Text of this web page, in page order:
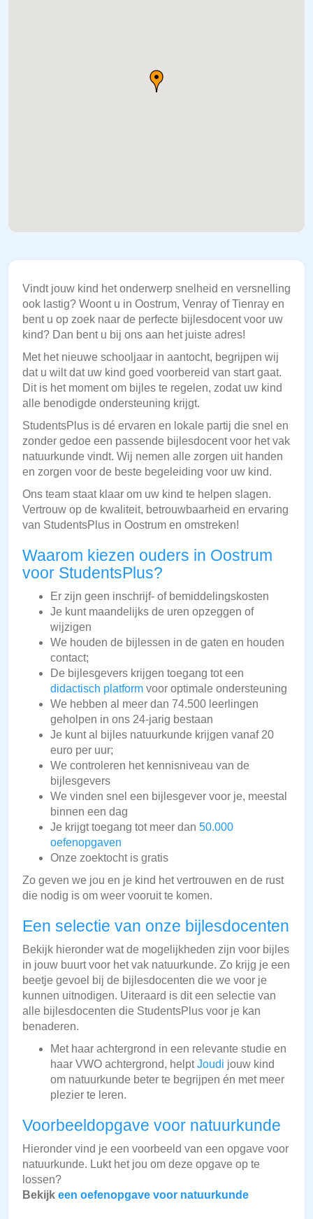
Vindt jouw kind het onderwerp snelheid en versnelling
ook lastig? Woont u in Oostrum, Venray of Tienray en
bent u op zoek naar de perfecte bijlesdocent voor uw
kind? Dan bent u bij ons aan het juiste adres!
Met het nieuwe schooljaar in aantocht, begrijpen wij
dat u wilt dat uw kind goed voorbereid van start gaat.
Dit is het moment om bijles te regelen, zodat uw kind
alle benodigde ondersteuning krijgt.
StudentsPlus is dé ervaren en lokale partij die snel en
zonder gedoe een passende bijlesdocent voor het vak
natuurkunde vindt. Wij nemen alle zorgen uit handen
en zorgen voor de beste begeleiding voor uw kind.
Ons team staat klaar om uw kind te helpen slagen.
Vertrouw op de kwaliteit, betrouwbaarheid en ervaring
van StudentsPlus in Oostrum en omstreken!
Waarom kiezen ouders in Oostrum
voor StudentsPlus?
Er zijn geen inschrijf- of bemiddelingskosten
Je kunt maandelijks de uren opzeggen of
wijzigen
We houden de bijlessen in de gaten en houden
contact;
De bijlesgevers krijgen toegang tot een
didactisch platform voor optimale ondersteuning
We hebben al meer dan 74.500 leerlingen
geholpen in ons 24-jarig bestaan
Je kunt al bijles natuurkunde krijgen vanaf 20
euro per uur;
We controleren het kennisniveau van de
bijlesgevers
We vinden snel een bijlesgever voor je, meestal
binnen een dag
Je krijgt toegang tot meer dan 50.000
oefenopgaven
Onze zoektocht is gratis
Zo geven we jou en je kind het vertrouwen en de rust
die nodig is om weer vooruit te komen.
Een selectie van onze bijlesdocenten
Bekijk hieronder wat de mogelijkheden zijn voor bijles
in jouw buurt voor het vak natuurkunde. Zo krijg je een
beetje gevoel bij de bijlesdocenten die we voor je
kunnen uitnodigen. Uiteraard is dit een selectie van
alle bijlesdocenten die StudentsPlus voor je kan
benaderen.
Met haar achtergrond in een relevante studie en
haar VWO achtergrond, helptJoudi jouw kind
om natuurkunde beter te begrijpen én met meer
plezier te leren.
Voorbeeldopgave voor natuurkunde
Hieronder vind je een voorbeeld van een opgave voor
natuurkunde. Lukt het jou om deze opgave op te
lossen?
Bekijk een oefenopgave voor natuurkunde